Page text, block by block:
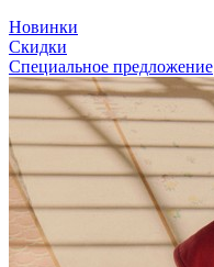
Новинки
Скидки
Специальное предложение